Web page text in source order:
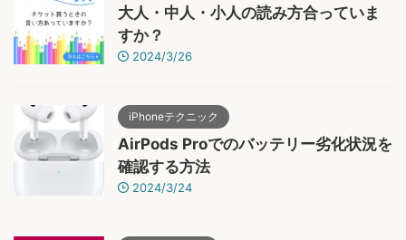
大人・中人・小人の読み方合っていま
すか？
2024/3/26
iPhoneテクニック
AirPods Proでのバッテリー劣化状況を
確認する方法
2024/3/24